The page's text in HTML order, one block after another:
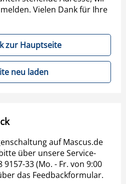
Vielen Dank für Ihre
zur Hauptseite
neu laden
auf Mascus.de
über unsere Service-
9157-33 (Mo. - Fr. von 9:00
das Feedbackformular.